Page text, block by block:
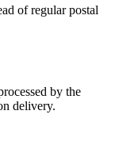
of regular postal
by the
delivery.